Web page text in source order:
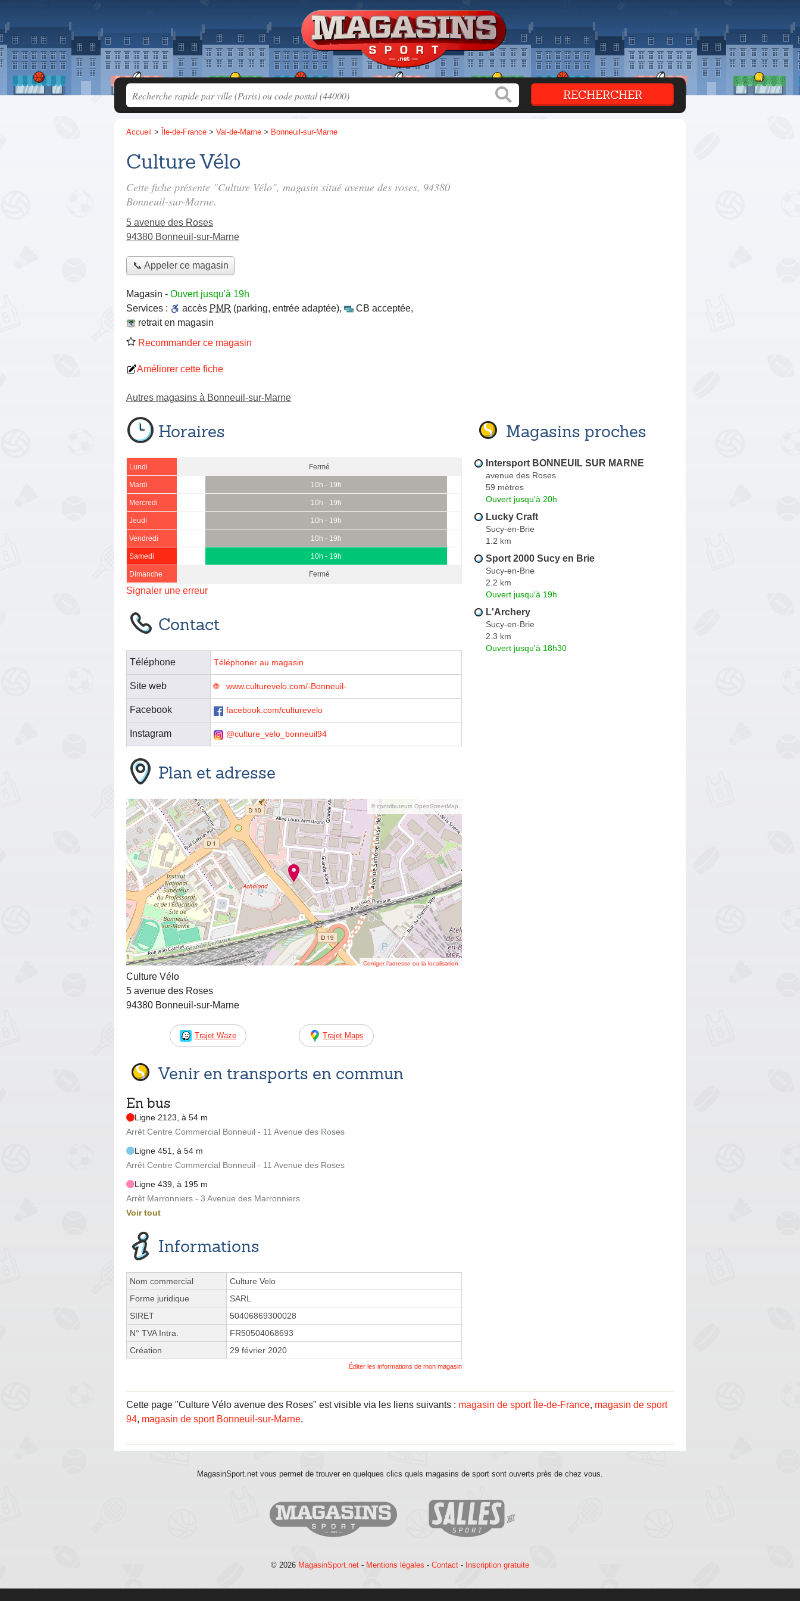
Accueil > Île-de-France > Val-de-Marne > Bonneuil-sur-Marne
Culture Vélo
Cette fiche présente "Culture Vélo", magasin situé avenue des roses, 94380
Bonneuil-sur-Marne.
5 avenue des Roses
94380 Bonneuil-sur-Marne
📞 Appeler ce magasin
Magasin - Ouvert jusqu'à 19h
Services :
accès PMR (parking, entrée adaptée), CB acceptée,
retrait en magasin
Recommander ce magasin
Améliorer cette fiche
Autres magasins à Bonneuil-sur-Marne
Horaires
Lundi Fermé
Mardi 10h - 19h
Mercredi 10h - 19h
Jeudi 10h - 19h
Vendredi 10h - 19h
Samedi 10h - 19h
Dimanche Fermé
Signaler une erreur
Contact
Téléphone Téléphoner au magasin
Site web www.culturevelo.com/-Bonneuil-
Facebook facebook.com/culturevelo
Instagram @culture_velo_bonneuil94
Plan et adresse
© contributeurs OpenStreetMap
Corriger l’adresse ou la localisation
Culture Vélo
5 avenue des Roses
94380 Bonneuil-sur-Marne
Trajet Waze Trajet Maps
Venir en transports en commun
En bus
Ligne 2123, à 54 m
Arrêt Centre Commercial Bonneuil - 11 Avenue des Roses
Ligne 451, à 54 m
Arrêt Centre Commercial Bonneuil - 11 Avenue des Roses
Ligne 439, à 195 m
Arrêt Marronniers - 3 Avenue des Marronniers
Voir tout
Informations
Nom commercial
Culture Velo
Forme juridique
SARL
SIRET
50406869300028
N° TVA Intra.
FR50504068693
Création
29 février 2020
Éditer les informations de mon magasin
Magasins proches
Intersport BONNEUIL SUR MARNE
avenue des Roses
59 mètres
Ouvert jusqu'à 20h
Lucky Craft
Sucy-en-Brie
1.2 km
Sport 2000 Sucy en Brie
Sucy-en-Brie
2.2 km
Ouvert jusqu'à 19h
L'Archery
Sucy-en-Brie
2.3 km
Ouvert jusqu'à 18h30
Cette page "Culture Vélo avenue des Roses" est visible via les liens suivants : magasin de sport Île-de-France, magasin de sport
94, magasin de sport Bonneuil-sur-Marne.
MagasinSport.net vous permet de trouver en quelques clics quels magasins de sport sont ouverts près de chez vous.
© 2026 MagasinSport.net - Mentions légales - Contact - Inscription gratuite